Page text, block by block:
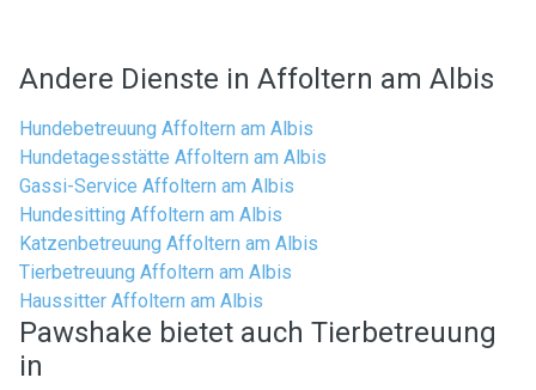
Andere Dienste in Affoltern am Albis
Hundebetreuung Affoltern am Albis
Hundetagesstätte Affoltern am Albis
Gassi-Service Affoltern am Albis
Hundesitting Affoltern am Albis
Katzenbetreuung Affoltern am Albis
Tierbetreuung Affoltern am Albis
Haussitter Affoltern am Albis
Pawshake bietet auch Tierbetreuung
in